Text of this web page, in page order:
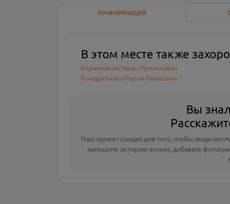
ИНФОРМАЦИЯ
В этом месте также
Баранников Иван Лукьянович
Кондратьева Мария Ивановна
Вы
Наш проект создан для того, чтобы люди
напишите историю жизни, добавьте